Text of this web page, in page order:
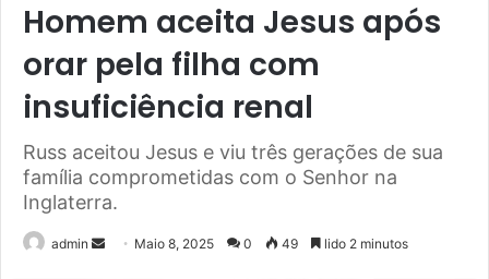
Homem aceita Jesus após
orar pela filha com
insuficiência renal
Russ aceitou Jesus e viu três gerações de sua
família comprometidas com o Senhor na
Inglaterra.
admin
Send Maio 8, 2025 0 49 lido 2 minutos